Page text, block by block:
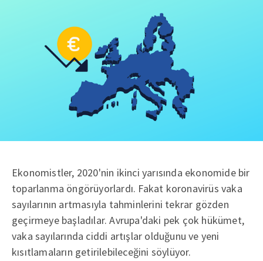
Ekonomistler, 2020'nin ikinci yarısında ekonomide bir
toparlanma öngörüyorlardı. Fakat koronavirüs vaka
sayılarının artmasıyla tahminlerini tekrar gözden
geçirmeye başladılar. Avrupa'daki pek çok hükümet,
vaka sayılarında ciddi artışlar olduğunu ve yeni
kısıtlamaların getirilebileceğini söylüyor.